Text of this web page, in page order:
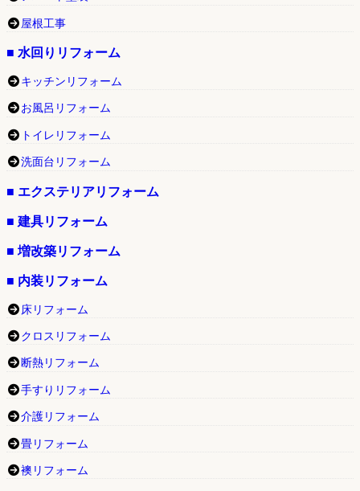
屋根工事
■ 水回りリフォーム
キッチンリフォーム
お風呂リフォーム
トイレリフォーム
洗面台リフォーム
■ エクステリアリフォーム
■ 建具リフォーム
■ 増改築リフォーム
■ 内装リフォーム
床リフォーム
クロスリフォーム
断熱リフォーム
手すりリフォーム
介護リフォーム
畳リフォーム
襖リフォーム